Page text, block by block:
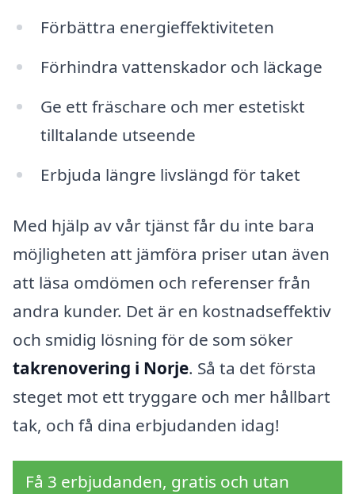
Förbättra energieffektiviteten
Förhindra vattenskador och läckage
Ge ett fräschare och mer estetiskt
tilltalande utseende
Erbjuda längre livslängd för taket
Med hjälp av vår tjänst får du inte bara
möjligheten att jämföra priser utan även
att läsa omdömen och referenser från
andra kunder. Det är en kostnadseffektiv
och smidig lösning för de som söker
takrenovering i Norje. Så ta det första
steget mot ett tryggare och mer hållbart
tak, och få dina erbjudanden idag!
Få 3 erbjudanden, gratis och utan